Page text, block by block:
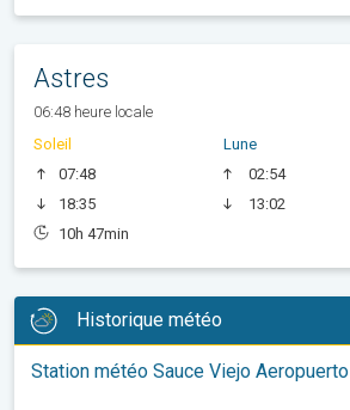
Astres
06:48 heure locale
Soleil
07:48
18:35
10h 47min
Lune
02:54
13:02
Historique météo
Station météo Sauce Viejo Aeropuerto